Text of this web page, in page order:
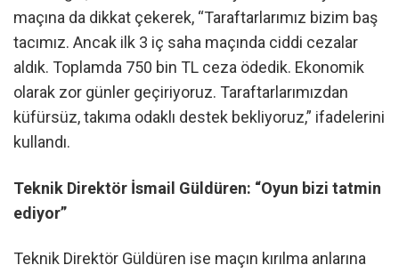
maçına da dikkat çekerek, “Taraftarlarımız bizim baş
tacımız. Ancak ilk 3 iç saha maçında ciddi cezalar
aldık. Toplamda 750 bin TL ceza ödedik. Ekonomik
olarak zor günler geçiriyoruz. Taraftarlarımızdan
küfürsüz, takıma odaklı destek bekliyoruz,” ifadelerini
kullandı.
Teknik Direktör İsmail Güldüren: “Oyun bizi tatmin
ediyor”
Teknik Direktör Güldüren ise maçın kırılma anlarına